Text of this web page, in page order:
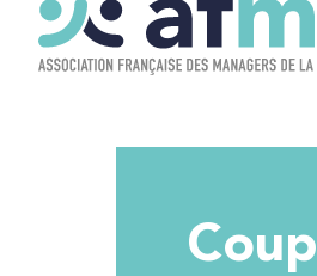
Coup d'envoi réussi